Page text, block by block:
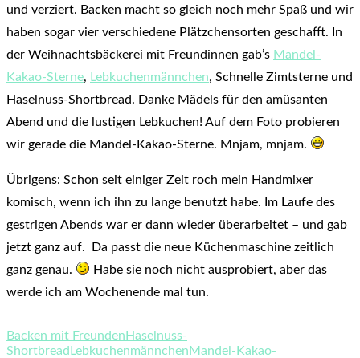
und verziert. Backen macht so gleich noch mehr Spaß und wir
haben sogar vier verschiedene Plätzchensorten geschafft. In
der Weihnachtsbäckerei mit Freundinnen gab’s Mandel-
Kakao-Sterne, Lebkuchenmännchen, Schnelle Zimtsterne und
Haselnuss-Shortbread. Danke Mädels für den amüsanten
Abend und die lustigen Lebkuchen! Auf dem Foto probieren
wir gerade die Mandel-Kakao-Sterne. Mnjam, mnjam.
Übrigens: Schon seit einiger Zeit roch mein Handmixer
komisch, wenn ich ihn zu lange benutzt habe. Im Laufe des
gestrigen Abends war er dann wieder überarbeitet – und gab
jetzt ganz auf. Da passt die neue Küchenmaschine zeitlich
ganz genau.
Habe sie noch nicht ausprobiert, aber das
werde ich am Wochenende mal tun.
Backen mit Freunden Haselnuss-
Shortbread Lebkuchenmännchen Mandel-Kakao-